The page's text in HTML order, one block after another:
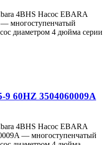
4BHS Насос EBARA
— многоступенчатый
диаметром 4 дюйма серии
9 60HZ 3504060009A
4BHS Насос EBARA
— многоступенчатый